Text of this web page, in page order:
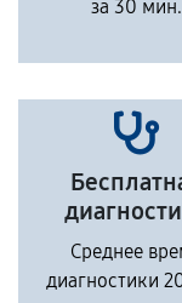
за 30 мин.
Среднее
диагностики